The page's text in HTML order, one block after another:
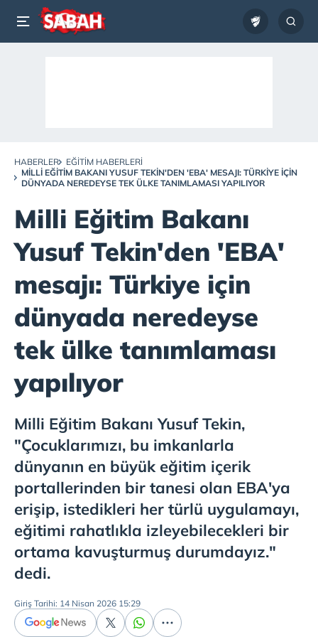
HABERLER
EĞITIM HABERLERI
MILLI EĞITIM BAKANI YUSUF TEKIN'DEN 'EBA' MESAJI: TÜRKIYE IÇIN
DÜNYADA NEREDEYSE TEK ÜLKE TANIMLAMASI YAPILIYOR
Milli Eğitim Bakanı
Yusuf Tekin'den 'EBA'
mesajı: Türkiye için
dünyada neredeyse
tek ülke tanımlaması
yapılıyor
Milli Eğitim Bakanı Yusuf Tekin,
"Çocuklarımızı, bu imkanlarla
dünyanın en büyük eğitim içerik
portallerinden bir tanesi olan EBA'ya
erişip, istedikleri her türlü uygulamayı,
eğitimi rahatlıkla izleyebilecekleri bir
ortama kavuşturmuş durumdayız."
dedi.
Giriş Tarihi: 14 Nisan 2026 15:29